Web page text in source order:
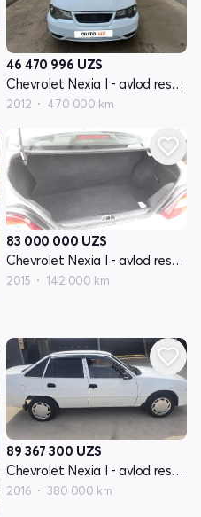
46 470 996 UZS
Chevrolet Nexia I - avlod restayling
2012 470 000 km
83 000 000 UZS
Chevrolet Nexia I - avlod restayling
2015 142 000 km
89 367 300 UZS
Chevrolet Nexia I - avlod restayling
2016 380 000 km